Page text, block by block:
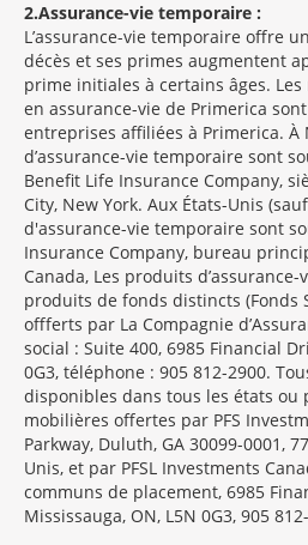
2 Assurance-vie temporaire :
L’assurance-vie temporaire offre
décès et ses primes augmentent
prime initiales à certains âges.
en assurance-vie de Primerica
entreprises affiliées à Primerica. À
d’assurance-vie temporaire sont
Benefit Life Insurance Company,
City, New York. Aux États-Unis
d'assurance-vie temporaire sont
Insurance Company, bureau
Canada, Les produits
produits de fonds distincts (Fonds
offferts par La Compagnie
social : Suite 400, 6985 Financial
0G3, téléphone : 905 812-2900.
disponibles dans tous les états ou
mobilières offertes par PFS
Parkway, Duluth, GA 30099-0001,
Unis, et par PFSL Investments
communs de placement, 6985
Mississauga, ON, L5N 0G3, 905